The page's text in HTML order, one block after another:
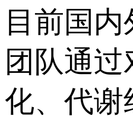
目前国
团队通
化、代